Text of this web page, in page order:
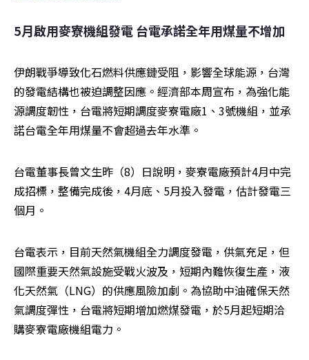
5月啟用麥寮機組發電 台電承諾全年用煤量不增加
伊朗戰爭導致化石燃料供應鏈受阻，影響全球能源，台灣
的發電結構也被迫調整因應。經濟部本周宣布，為強化能
源調度韌性，台電將短期調度麥寮電廠1、3號機組，並承
諾台電全年用煤量不會超過去年水準。
台電董事長曾文生昨（8）日說明，麥寮電廠預計4月中完
成招標，整備完成後，4月底、5月投入發電，估計發電三
個月。
台電表示，目前天然氣機組全力調度發電，供氣充足，但
國際重要天然氣設施受戰火波及，短期內難恢復生產，液
化天然氣（LNG）的供應風險加劇。為協助中油確保天然
氣調度彈性，台電將短期增加燃煤發電，於5月起短期洽
購麥寮電廠機組電力。